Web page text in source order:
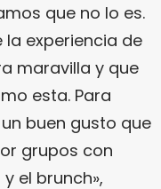
que no lo es.
la experiencia de
maravilla y que
esta. Para
buen gusto que
grupos con
el brunch»,